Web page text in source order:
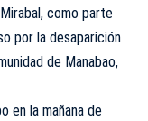
como parte
por la desaparición
de Manabao,
en la mañana de